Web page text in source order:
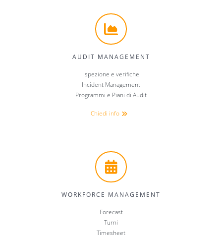
AUDIT MANAGEMENT
Ispezione e verifiche
Incident Management
Programmi e Piani di Audit
Chiedi info
WORKFORCE MANAGEMENT
Forecast
Turni
Timesheet